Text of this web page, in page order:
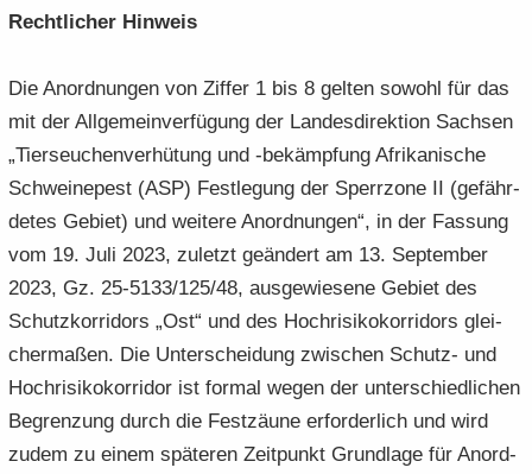
Recht­li­cher Hin­weis
Die An­ord­nun­gen von Zif­fer 1 bis 8 gel­ten so­wohl für das
mit der All­ge­mein­ver­fü­gung der Lan­des­di­rek­ti­on Sach­sen
„Tier­seu­chen­ver­hü­tung und -​bekämpfung Afri­ka­ni­sche
Schwei­ne­pest (ASP) Fest­le­gung der Sperr­zo­ne II (ge­fähr­
de­tes Ge­biet) und wei­te­re An­ord­nun­gen“, in der Fas­sung
vom 19. Juli 2023, zu­letzt ge­än­dert am 13. Sep­tem­ber
2023, Gz. 25-5133/125/48, aus­ge­wie­se­ne Ge­biet des
Schutz­kor­ri­dors „Ost“ und des Hoch­ri­si­ko­kor­ri­dors glei­
cher­ma­ßen. Die Un­ter­schei­dung zwi­schen Schutz-​ und
Hoch­ri­si­ko­kor­ri­dor ist for­mal wegen der un­ter­schied­li­chen
Be­gren­zung durch die Fest­zäu­ne er­for­der­lich und wird
zudem zu einem spä­te­ren Zeit­punkt Grund­la­ge für An­ord­